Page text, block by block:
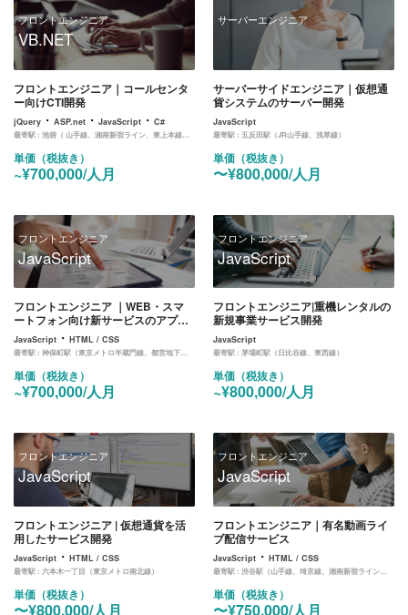
フロントエンジニア
VB.NET
フロントエンジニア｜コールセンタ
ー向けCTI開発
jQuery ・ ASP.net ・ JavaScript ・ C#
最寄駅 : 池袋（ 山手線、湘南新宿ライン、東上本線、西武鉄道、池袋線、丸ノ内線、有楽町線、副都心線）
単価（税抜き）
~¥700,000/人月
サーバーエンジニア
サーバーサイドエンジニア｜仮想通
貨システムのサーバー開発
JavaScript
最寄駅 : 五反田駅（JR山手線、浅草線）
単価（税抜き）
〜¥800,000/人月
フロントエンジニア
JavaScript
フロントエンジニア ｜WEB・スマ
ートフォン向け新サービスのアプリ
開発
JavaScript ・ HTML / CSS
最寄駅 : 神保町駅（東京メトロ半蔵門線、都営地下鉄新宿線、三田線）
単価（税抜き）
~¥700,000/人月
フロントエンジニア
JavaScript
フロントエンジニア|重機レンタルの
新規事業サービス開発
JavaScript
最寄駅 :茅場町駅（日比谷線、東西線）
単価（税抜き）
~¥800,000/人月
フロントエンジニア
JavaScript
フロントエンジニア | 仮想通貨を活
用したサービス開発
JavaScript ・ HTML / CSS
最寄駅 : 六本木一丁目（東京メトロ南北線）
単価（税抜き）
〜¥800,000/人月
フロントエンジニア
JavaScript
フロントエンジニア｜有名動画ライ
ブ配信サービス
JavaScript ・HTML / CSS
最寄駅 :渋谷駅（山手線、埼京線、湘南新宿ライン、東横線、田園都市線、銀座線、半蔵門線、副都心線）
単価（税抜き）
〜¥750,000/人月